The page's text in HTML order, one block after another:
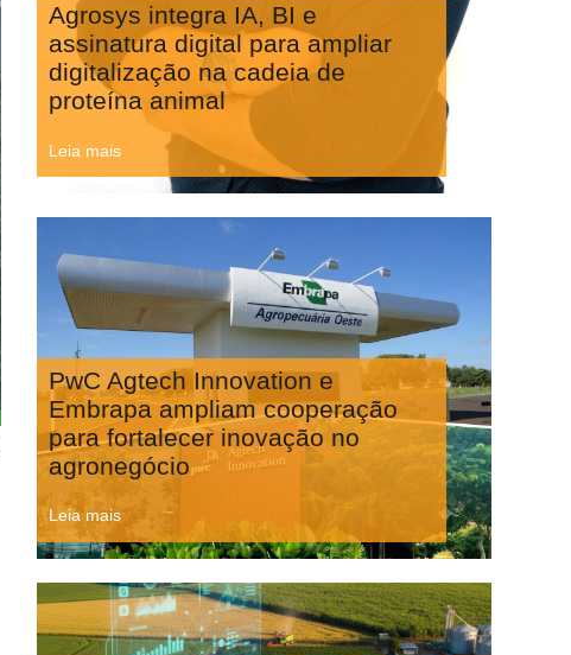
Agrosys integra IA, BI e
assinatura digital para ampliar
digitalização na cadeia de
proteína animal
Leia mais
PwC Agtech Innovation e
Embrapa ampliam cooperação
para fortalecer inovação no
agronegócio
Leia mais